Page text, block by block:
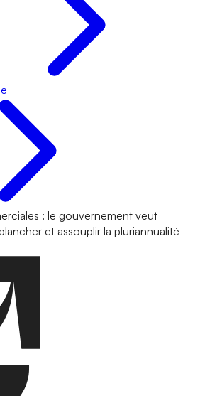
: le gouvernement veut
et assouplir la pluriannualité